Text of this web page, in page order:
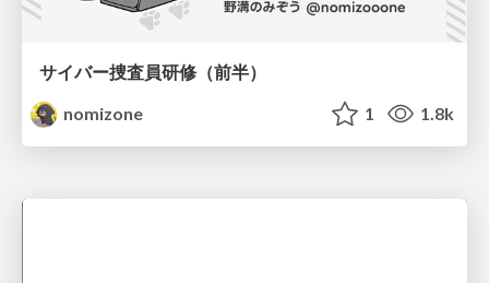
サイバー捜査員研修（前半）
nomizone
1 1.8k